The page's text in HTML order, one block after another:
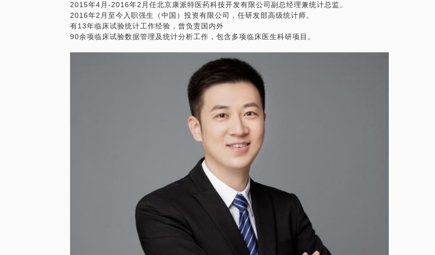
2015年4月-2016年2月任北京康派特医药科技开发有限公司副总经理兼统计总监。
2016年2月至今入职强生（中国）投资有限公司，任研发部高级统计师。
有13年临床试验统计工作经验，曾负责国内外
90余项临床试验数据管理及统计分析工作，包含多项临床医生科研项目。